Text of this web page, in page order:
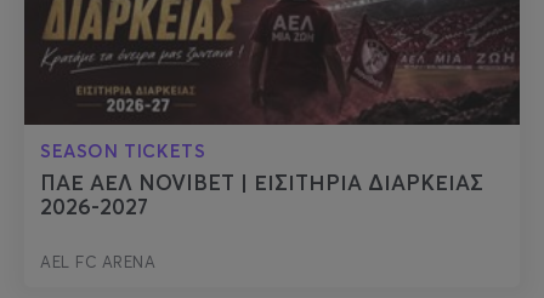
SEASON TICKETS
ΠΑΕ ΑΕΛ NOVIBET | ΕΙΣΙΤΗΡΙΑ ΔΙΑΡΚΕΙΑΣ
2026-2027
AEL FC ARENA